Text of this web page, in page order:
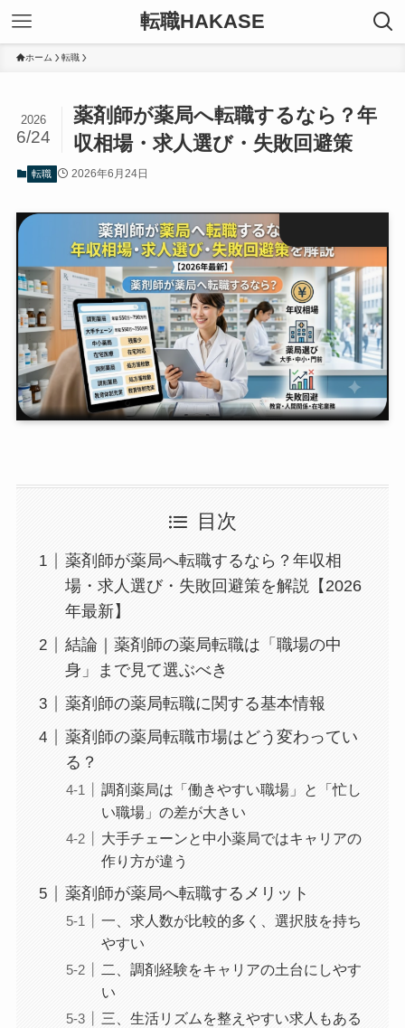
転職HAKASE
ホーム 転職
薬剤師が薬局へ転職するなら？年
収相場・求人選び・失敗回避策
2026
6/24
転職 2026年6月24日
目次
薬剤師が薬局へ転職するなら？年収相
場・求人選び・失敗回避策を解説【2026
年最新】
結論｜薬剤師の薬局転職は「職場の中
身」まで見て選ぶべき
薬剤師の薬局転職に関する基本情報
薬剤師の薬局転職市場はどう変わってい
る？
調剤薬局は「働きやすい職場」と「忙し
い職場」の差が大きい
大手チェーンと中小薬局ではキャリアの
作り方が違う
薬剤師が薬局へ転職するメリット
一、求人数が比較的多く、選択肢を持ち
やすい
二、調剤経験をキャリアの土台にしやす
い
三、生活リズムを整えやすい求人もある